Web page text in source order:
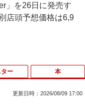
」を26日に発売す
店頭予想価格は6,9
更新日時：2026/08/09 17:00
ー 本